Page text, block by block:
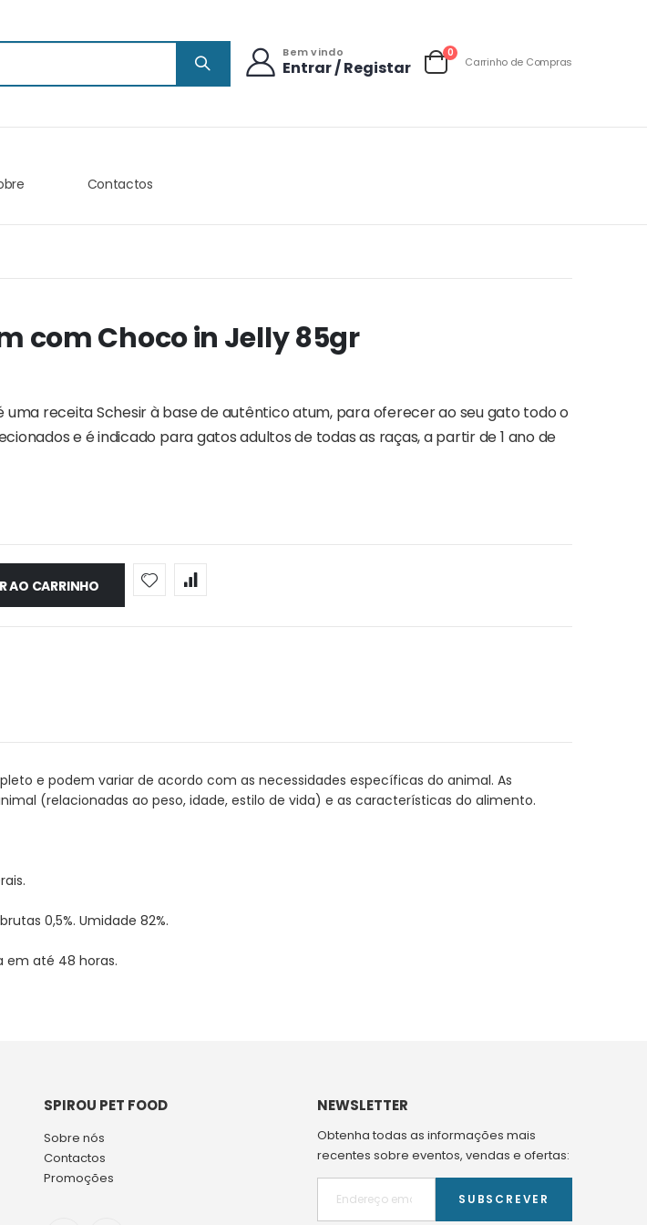
Bem vindo
Entrar / Registar Carrinho
0items
Carrinho de Compras
Contactos
com Choco in Jelly 85gr
receita Schesir à base de autêntico atum, para oferecer ao seu gato todo o
e é indicado para gatos adultos de todas as raças, a partir de 1 ano de
AO CARRINHO
e podem variar de acordo com as necessidades específicas do animal. As
(relacionadas ao peso, idade, estilo de vida) e as características do alimento.
0,5%. Umidade 82%.
em até 48 horas.
SPIROU PET FOOD
Sobre nós
Contactos
Promoções
NEWSLETTER
Obtenha todas as informações mais
recentes sobre eventos, vendas e ofertas:
SUBSCREVER